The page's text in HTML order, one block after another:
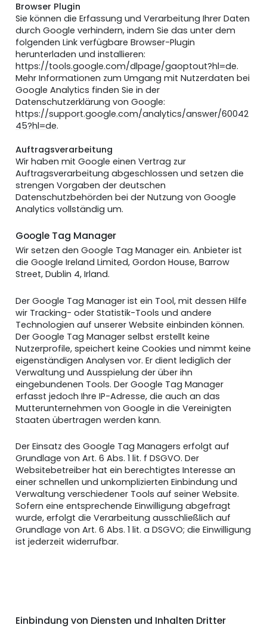
Browser Plugin
Sie können die Erfassung und Verarbeitung Ihrer Daten
durch Google verhindern, indem Sie das unter dem
folgenden Link verfügbare Browser-Plugin
herunterladen und installieren:
https://tools.google.com/dlpage/gaoptout?hl=de.
Mehr Informationen zum Umgang mit Nutzerdaten bei
Google Analytics finden Sie in der
Datenschutzerklärung von Google:
https://support.google.com/analytics/answer/60042
45?hl=de.
Auftragsverarbeitung
Wir haben mit Google einen Vertrag zur
Auftragsverarbeitung abgeschlossen und setzen die
strengen Vorgaben der deutschen
Datenschutzbehörden bei der Nutzung von Google
Analytics vollständig um.
Google Tag Manager
Wir setzen den Google Tag Manager ein. Anbieter ist
die Google Ireland Limited, Gordon House, Barrow
Street, Dublin 4, Irland.
Der Google Tag Manager ist ein Tool, mit dessen Hilfe
wir Tracking- oder Statistik-Tools und andere
Technologien auf unserer Website einbinden können.
Der Google Tag Manager selbst erstellt keine
Nutzerprofile, speichert keine Cookies und nimmt keine
eigenständigen Analysen vor. Er dient lediglich der
Verwaltung und Ausspielung der über ihn
eingebundenen Tools. Der Google Tag Manager
erfasst jedoch Ihre IP-Adresse, die auch an das
Mutterunternehmen von Google in die Vereinigten
Staaten übertragen werden kann.
Der Einsatz des Google Tag Managers erfolgt auf
Grundlage von Art. 6 Abs. 1 lit. f DSGVO. Der
Websitebetreiber hat ein berechtigtes Interesse an
einer schnellen und unkomplizierten Einbindung und
Verwaltung verschiedener Tools auf seiner Website.
Sofern eine entsprechende Einwilligung abgefragt
wurde, erfolgt die Verarbeitung ausschließlich auf
Grundlage von Art. 6 Abs. 1 lit. a DSGVO; die Einwilligung
ist jederzeit widerrufbar.
Einbindung von Diensten und Inhalten Dritter